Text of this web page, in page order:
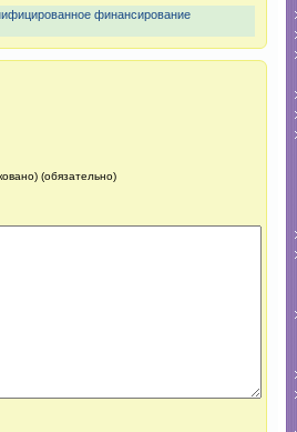
финансирование
(обязательно)